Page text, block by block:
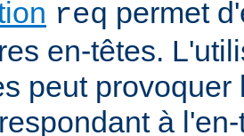
req permet
en-têtes.
peut provoquer
à